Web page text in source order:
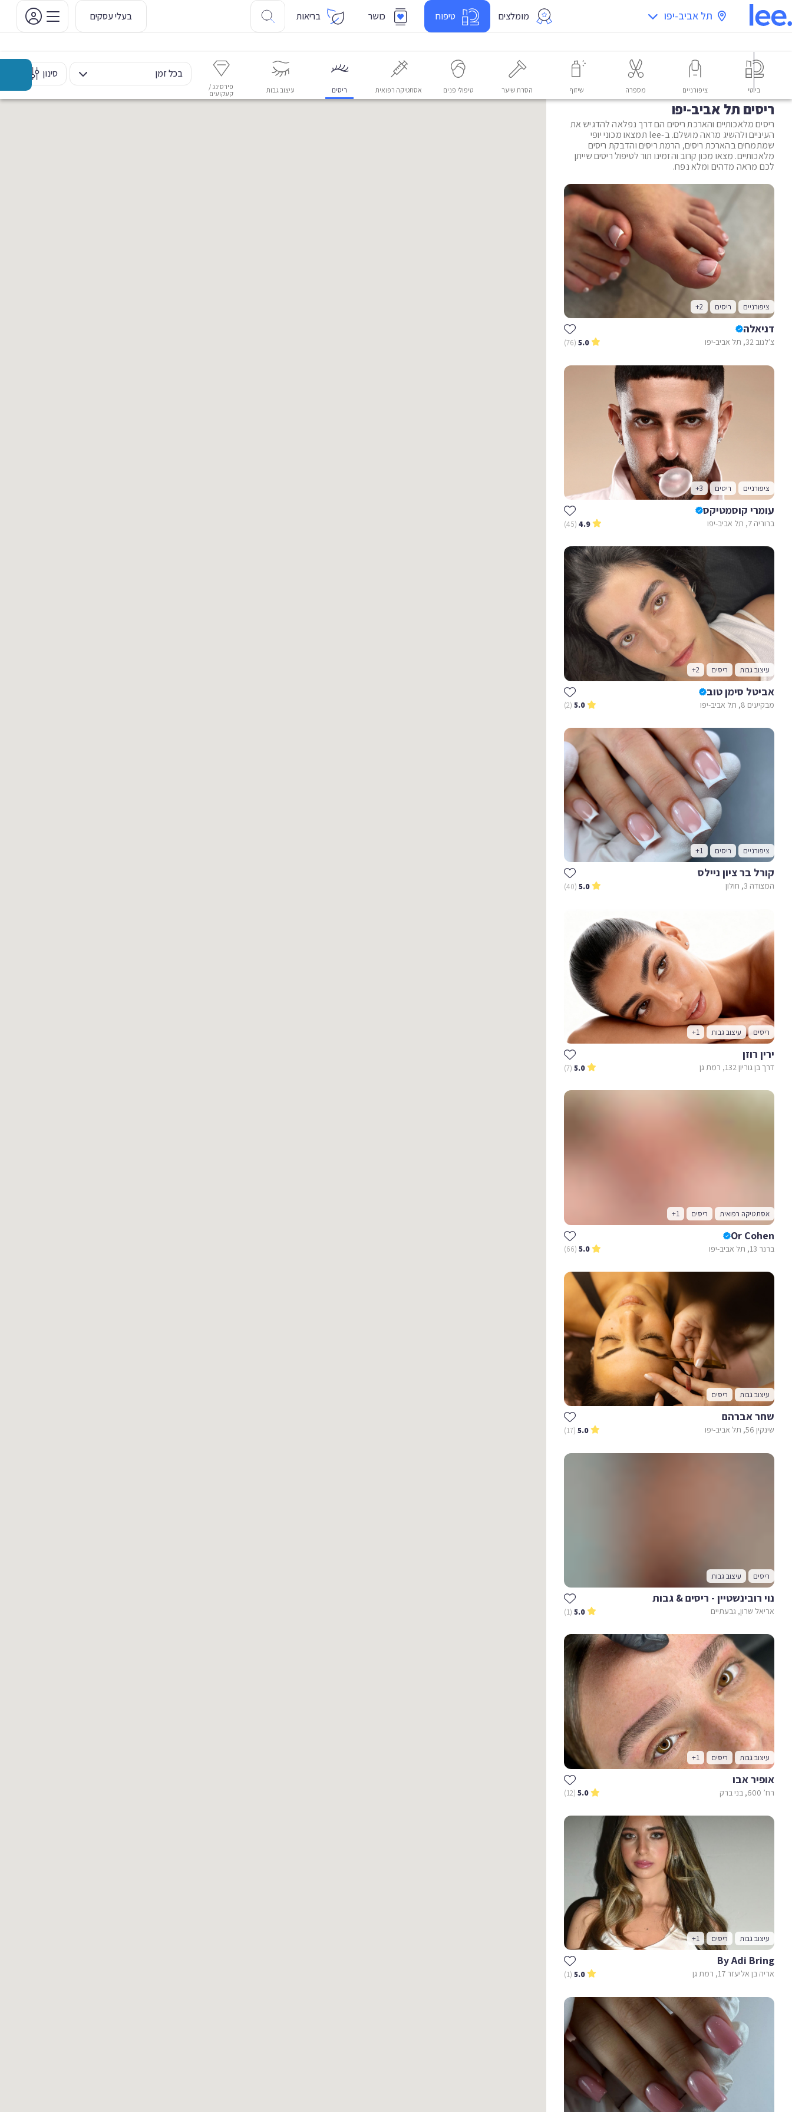
תל אביב-יפו מומלצים טיפוח כושר בריאות בעלי עסקים
ביוטי ציפורניים מספרה שיזוף הסרת שיער טיפולי פנים אסתטיקה רפואית ריסים עיצוב גבות
פירסינג /
קעקועים
אסתטיקה דנטלית
בכל זמן סינון
ריסים תל אביב-יפו
ריסים מלאכותיים והארכת ריסים הם דרך נפלאה להדגיש את
העיניים ולהשיג מראה מושלם. ב-lee תמצאו מכוני יופי
שמתמחים בהארכת ריסים, הרמת ריסים והדבקת ריסים
מלאכותיים. מצאו מכון קרוב והזמינו תור לטיפול ריסים שייתן
לכם מראה מדהים ומלא נפח.
ציפורניים ריסים +2
דניאלה
צ'לנוב 32, תל אביב-יפו 5.0
(76)
ציפורניים ריסים +3
עומרי קוסמטיקס
ברוריה 7, תל אביב-יפו 4.9
(45)
עיצוב גבות ריסים +2
אביטל סימן טוב
מבקיעים 8, תל אביב-יפו 5.0
(2)
ציפורניים ריסים +1
קורל בר ציון ניילס
המצודה 3, חולון 5.0
(40)
ריסים עיצוב גבות +1
ירין רוזן
דרך בן גוריון 132, רמת גן 5.0
(7)
אסתטיקה רפואית ריסים +1
Or Cohen
ברנר 13, תל אביב-יפו 5.0
(66)
עיצוב גבות ריסים
שחר אברהם
שינקין 56, תל אביב-יפו 5.0
(17)
ריסים עיצוב גבות
נוי רובינשטיין - ריסים & גבות
אריאל שרון, גבעתיים 5.0
(1)
עיצוב גבות ריסים +1
אופיר אבו
רח’ 600, בני ברק 5.0
(12)
עיצוב גבות ריסים +1
By Adi Bring
אריה בן אליעזר 17, רמת גן 5.0
(1)